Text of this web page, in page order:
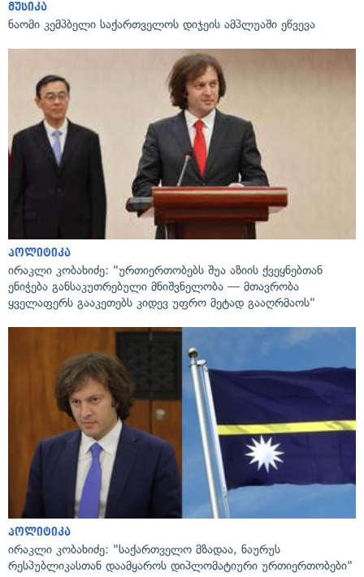
მუსიკა
ნაომი კემპბელი საქართველოს დიჯეის ამპლუაში ეწვევა
პოლიტიკა
ირაკლი კობახიძე: "ურთიერთობებს შუა აზიის ქვეყნებთან
ენიჭება განსაკუთრებული მნიშვნელობა — მთავრობა
ყველაფერს გააკეთებს კიდევ უფრო მეტად გააღრმაოს"
პოლიტიკა
ირაკლი კობახიძე: "საქართველო მზადაა, ნაურუს
რესპუბლიკასთან დაამყაროს დიპლომატიური ურთიერთობები"